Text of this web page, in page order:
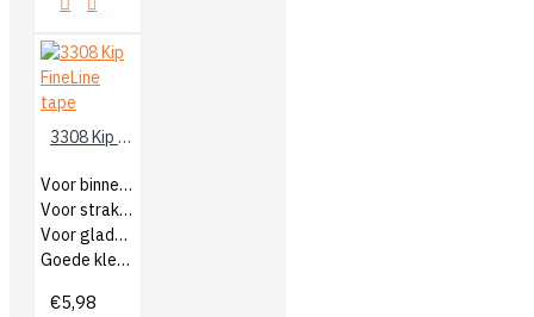
3308 Kip FineLine tape
Voor binnen en buiten
Voor strakke lijnen
Voor gladde ondergronden
Goede kleefkracht
€5,98